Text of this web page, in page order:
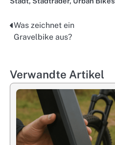
Post
Was zeichnet ein
Gravelbike aus?
Verwandte Artikel